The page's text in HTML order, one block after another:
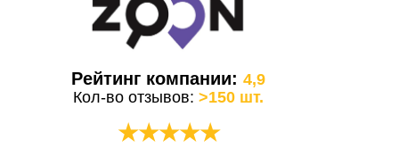
Рейтинг компании:4,9
Кол-во отзывов:>150 шт.
★★★★★